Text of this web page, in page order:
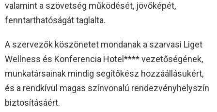
valamint a szövetség működését, jövőképét,
fenntarthatóságát taglalta.
A szervezők köszönetet mondanak a szarvasi Liget
Wellness és Konferencia Hotel**** vezetőségének,
munkatársainak mindig segítőkész hozzáállásukért,
és a rendkívül magas színvonalú rendezvényhelyszín
biztosításáért.